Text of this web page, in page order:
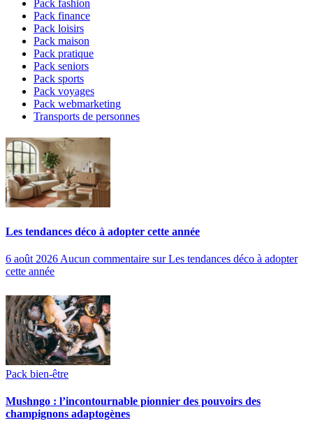
Pack fashion
Pack finance
Pack loisirs
Pack maison
Pack pratique
Pack seniors
Pack sports
Pack voyages
Pack webmarketing
Transports de personnes
Les tendances déco à adopter cette année
6 août 2026 Aucun commentaire sur Les tendances déco à adopter
cette année
Pack bien-être
Mushngo : l’incontournable pionnier des pouvoirs des
champignons adaptogènes